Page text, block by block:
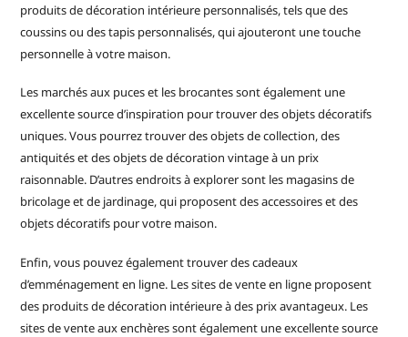
produits de décoration intérieure personnalisés, tels que des
coussins ou des tapis personnalisés, qui ajouteront une touche
personnelle à votre maison.
Les marchés aux puces et les brocantes sont également une
excellente source d’inspiration pour trouver des objets décoratifs
uniques. Vous pourrez trouver des objets de collection, des
antiquités et des objets de décoration vintage à un prix
raisonnable. D’autres endroits à explorer sont les magasins de
bricolage et de jardinage, qui proposent des accessoires et des
objets décoratifs pour votre maison.
Enfin, vous pouvez également trouver des cadeaux
d’emménagement en ligne. Les sites de vente en ligne proposent
des produits de décoration intérieure à des prix avantageux. Les
sites de vente aux enchères sont également une excellente source